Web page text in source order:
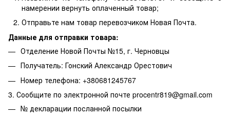
намерении вернуть оплаченный товар;
Отправьте нам товар перевозчиком Новая Почта.
Данные для отправки товара:
Отделение Новой Почты №15, г. Черновцы
Получатель: Гонский Александр Орестович
Номер телефона: +380681245767
3. Сообщите по электронной почте procentr819@gmail.com
№ декларации посланной посылки